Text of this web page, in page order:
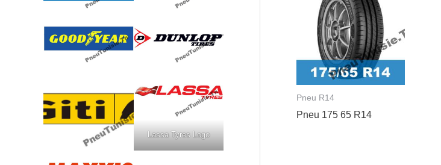
Lassa Tyres Logo
Pneu R14
Pneu 175 65 R14